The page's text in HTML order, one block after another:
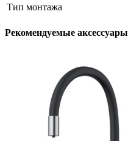
Тип монтажа
Рекомендуемые аксессуары